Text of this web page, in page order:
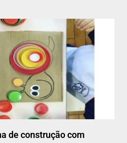
de construção com